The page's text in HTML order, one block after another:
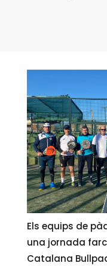
Els equips de
una jornada
Catalana